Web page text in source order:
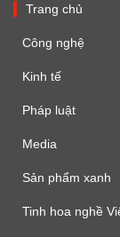
Trang chủ
Công nghệ
Kinh tế
Pháp luật
Media
Sản phẩm xanh
Tinh hoa nghề